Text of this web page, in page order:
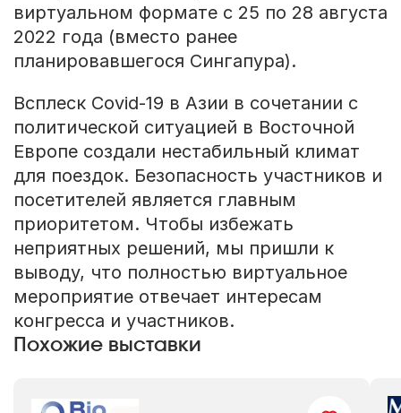
виртуальном формате с 25 по 28 августа
2022 года (вместо ранее
планировавшегося Сингапура).
Всплеск Covid-19 в Азии в сочетании с
политической ситуацией в Восточной
Европе создали нестабильный климат
для поездок. Безопасность участников и
посетителей является главным
приоритетом. Чтобы избежать
неприятных решений, мы пришли к
выводу, что полностью виртуальное
мероприятие отвечает интересам
конгресса и участников.
Похожие выставки